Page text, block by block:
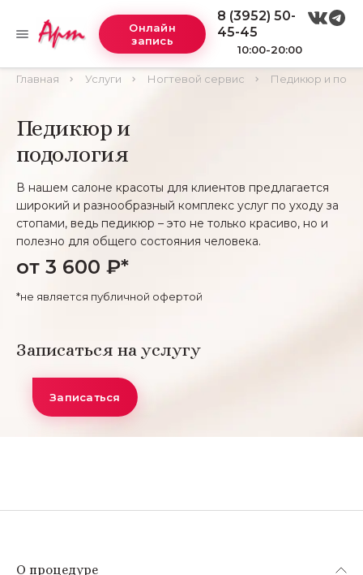
Онлайн
запись
8 (3952) 50-
45-45
10:00-20:00
Главная Услуги Ногтевой сервис Педикюр и
Педикюр и
подология
В нашем салоне красоты для клиентов предлагается
широкий и разнообразный комплекс услуг по уходу за
стопами, ведь педикюр – это не только красиво, но и
полезно для общего состояния человека.
от 3 600 ₽*
*не является публичной офертой
Записаться на услугу
Записаться
О процедуре